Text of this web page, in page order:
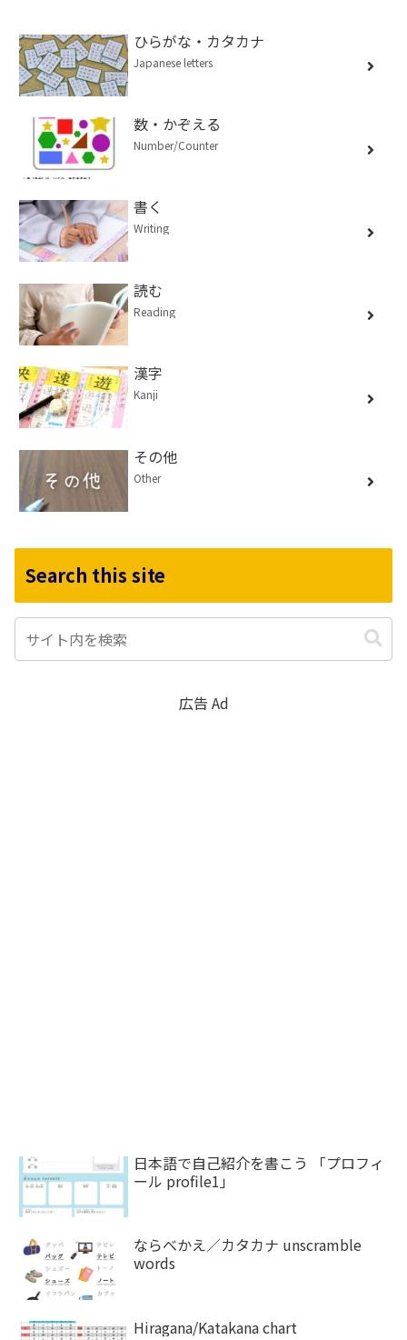
ひらがな・カタカナ
Japanese letters
数・かぞえる
Number/Counter
書く
Writing
読む
Reading
漢字
Kanji
その他
Other
Search this site
広告 Ad
日本語で自己紹介を書こう 「プロフィ
ール profile1」
ならべかえ／カタカナ unscramble
words
Hiragana/Katakana chart